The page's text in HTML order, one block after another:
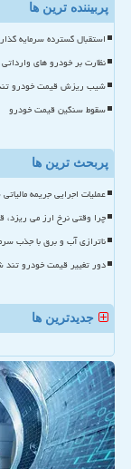
پربیننده ترین ها
استقبال گسترده سرمایه
نظارت بر خودرو های
شیب ریزش قیمت خودرو
سقوط سنگین قیمت خودرو
پربحث ترین ها
عملیات اجرایی جریمه
چرا وقتی نرخ ارز می
ناترازی آب و برق با جذب
دور تغییر قیمت خودرو
جدیدترین ها